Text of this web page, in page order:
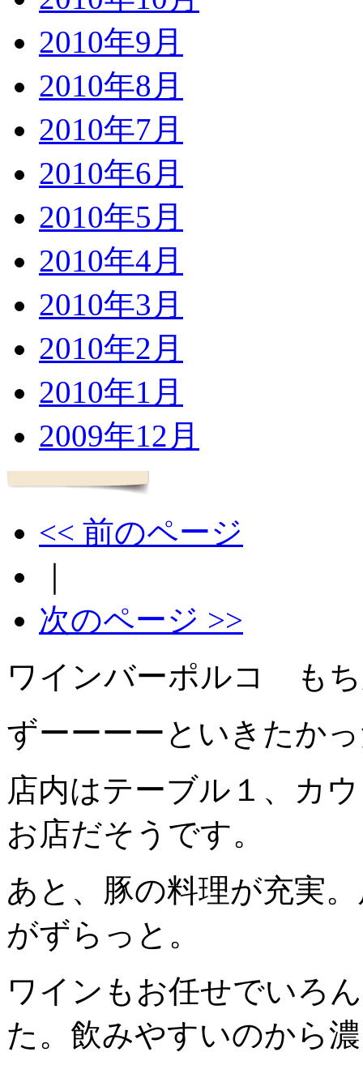
2010年9月
2010年8月
2010年7月
2010年6月
2010年5月
2010年4月
2010年3月
2010年2月
2010年1月
2009年12月
<< 前のページ
次のページ >>
ワインバーポルコ も
ずーーーーといきたか
店内はテーブル１、カ
お店だそうです。
あと、豚の料理が充実
がずらっと。
ワインもお任せでいろ
た。飲みやすいのから